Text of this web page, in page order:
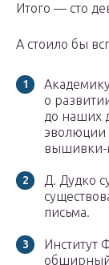
Итого — сто
А стоило бы
о
до наших
эволюции
вышивки-
Д. Дудко
письма.
Институт
обширный